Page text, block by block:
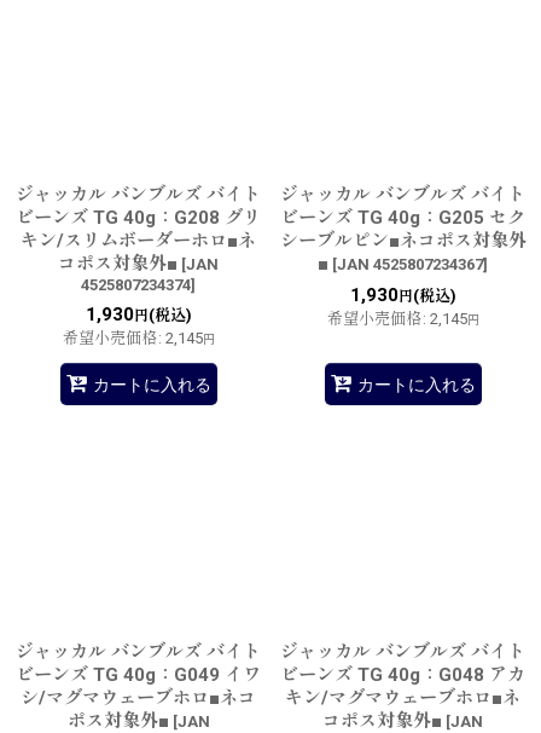
ジャッカル バンブルズ バイト
ビーンズ TG 40g：G208 グリ
キン/スリムボーダーホロ■ネ
コポス対象外■ [JAN
4525807234374]
1,930円(税込)
希望小売価格: 2,145円
カートに入れる
ジャッカル バンブルズ バイト
ビーンズ TG 40g：G205 セク
シーブルピン■ネコポス対象外
■ [JAN 4525807234367]
1,930円(税込)
希望小売価格: 2,145円
カートに入れる
ジャッカル バンブルズ バイト
ビーンズ TG 40g：G049 イワ
シ/マグマウェーブホロ■ネコ
ポス対象外■ [JAN
ジャッカル バンブルズ バイト
ビーンズ TG 40g：G048 アカ
キン/マグマウェーブホロ■ネ
コポス対象外■ [JAN